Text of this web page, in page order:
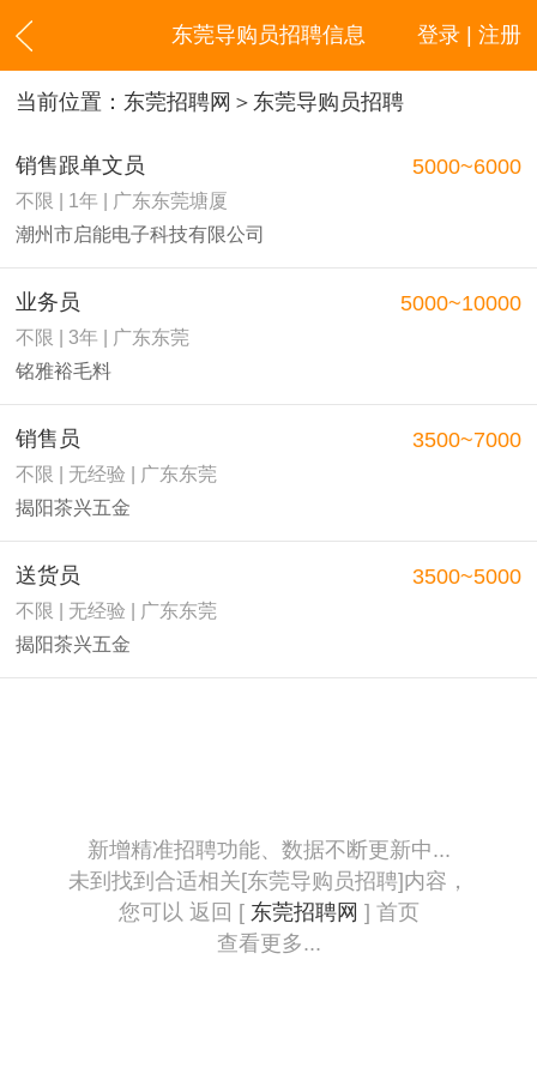
登录 | 注册
东莞导购员招聘信息
当前位置： 东莞招聘网 ＞东莞导购员招聘
销售跟单文员
不限 | 1年 | 广东东莞塘厦
潮州市启能电子科技有限公司
5000~6000
业务员
不限 | 3年 | 广东东莞
铭雅裕毛料
5000~10000
销售员
不限 | 无经验 | 广东东莞
揭阳茶兴五金
3500~7000
送货员
不限 | 无经验 | 广东东莞
揭阳茶兴五金
3500~5000
新增精准招聘功能、数据不断更新中...
未到找到合适相关[东莞导购员招聘]内容，
您可以 返回 [ 东莞招聘网 ] 首页
查看更多...